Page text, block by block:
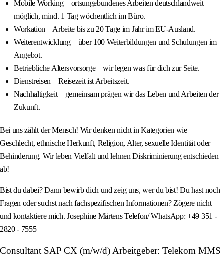
Mobile Working – ortsungebundenes Arbeiten deutschlandweit
möglich, mind. 1 Tag wöchentlich im Büro.
Workation – Arbeite bis zu 20 Tage im Jahr im EU-Ausland.
Weiterentwicklung – über 100 Weiterbildungen und Schulungen im
Angebot.
Betriebliche Altersvorsorge – wir legen was für dich zur Seite.
Dienstreisen – Reisezeit ist Arbeitszeit.
Nachhaltigkeit – gemeinsam prägen wir das Leben und Arbeiten der
Zukunft.
Bei uns zählt der Mensch! Wir denken nicht in Kategorien wie
Geschlecht, ethnische Herkunft, Religion, Alter, sexuelle Identität oder
Behinderung. Wir leben Vielfalt und lehnen Diskriminierung entschieden
ab!
Bist du dabei? Dann bewirb dich und zeig uns, wer du bist! Du hast noch
Fragen oder suchst nach fachspezifischen Informationen? Zögere nicht
und kontaktiere mich. Josephine Märtens Telefon/ WhatsApp: +49 351 -
2820 - 7555
Consultant SAP CX (m/w/d) Arbeitgeber: Telekom MMS